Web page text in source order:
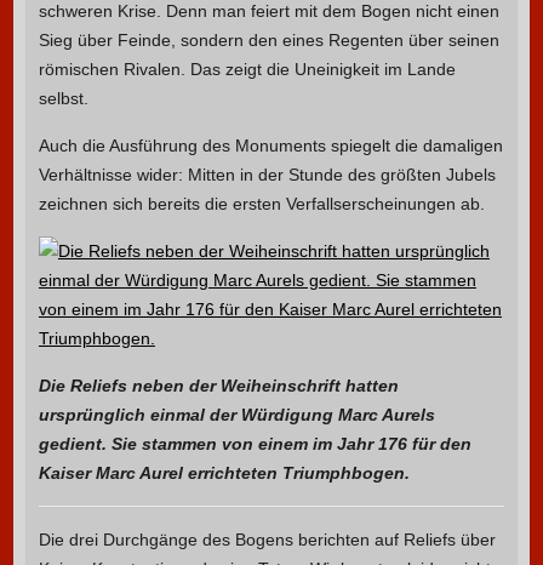
schweren Krise. Denn man feiert mit dem Bogen nicht einen
Sieg über Feinde, sondern den eines Regenten über seinen
römischen Rivalen. Das zeigt die Uneinigkeit im Lande
selbst.
Auch die Ausführung des Monuments spiegelt die damaligen
Verhältnisse wider: Mitten in der Stunde des größten Jubels
zeichnen sich bereits die ersten Verfallserscheinungen ab.
Die Reliefs neben der Weiheinschrift hatten
ursprünglich einmal der Würdigung Marc Aurels
gedient. Sie stammen von einem im Jahr 176 für den
Kaiser Marc Aurel errichteten Triumphbogen.
Die drei Durchgänge des Bogens berichten auf Reliefs über